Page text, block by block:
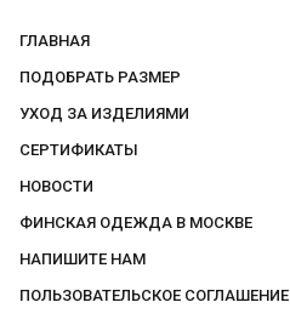
ГЛАВНАЯ
ПОДОБРАТЬ РАЗМЕР
УХОД ЗА ИЗДЕЛИЯМИ
СЕРТИФИКАТЫ
НОВОСТИ
ФИНСКАЯ ОДЕЖДА В МОСКВЕ
НАПИШИТЕ НАМ
ПОЛЬЗОВАТЕЛЬСКОЕ СОГЛАШЕНИЕ